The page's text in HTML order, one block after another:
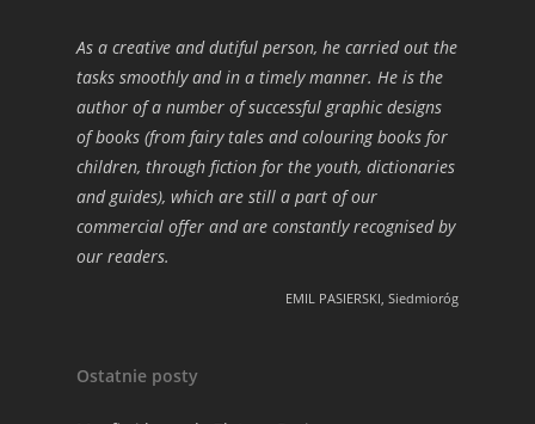
As a creative and dutiful person, he carried out the
tasks smoothly and in a timely manner. He is the
author of a number of successful graphic designs
of books (from fairy tales and colouring books for
children, through fiction for the youth, dictionaries
and guides), which are still a part of our
commercial offer and are constantly recognised by
our readers.
EMIL PASIERSKI, Siedmioróg
Ostatnie posty